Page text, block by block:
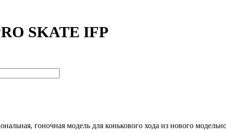
SKATE IFP
гоночная модель для конькового хода из нового